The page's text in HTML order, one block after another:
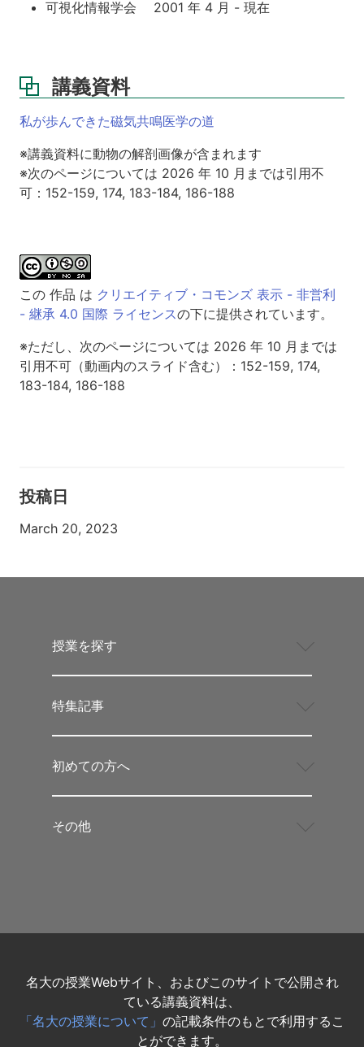
可視化情報学会 2001 年 4 月 - 現在
講義資料
私が歩んできた磁気共鳴医学の道
※講義資料に動物の解剖画像が含まれます
※次のページについては 2026 年 10 月までは引用不
可：152-159, 174, 183-184, 186-188
この 作品 は クリエイティブ・コモンズ 表示 - 非営利
- 継承 4.0 国際 ライセンスの下に提供されています。
※ただし、次のページについては 2026 年 10 月までは
引用不可（動画内のスライド含む）：152-159, 174,
183-184, 186-188
投稿日
March 20, 2023
授業を探す
特集記事
初めての方へ
その他
名大の授業Webサイト、およびこのサイトで公開され
ている講義資料は、
「名大の授業について」 の記載条件のもとで利用するこ
とができます。